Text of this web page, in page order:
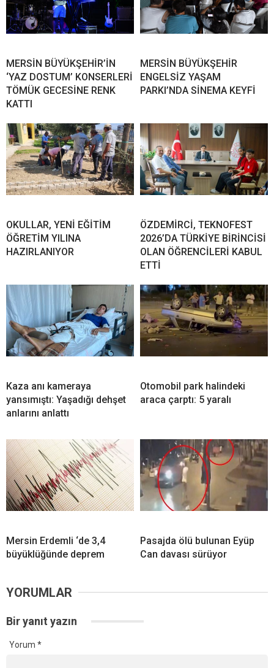
MERSİN BÜYÜKŞEHİR’İN
‘YAZ DOSTUM’ KONSERLERİ
TÖMÜK GECESİNE RENK
KATTI
MERSİN BÜYÜKŞEHİR
ENGELSİZ YAŞAM
PARKI’NDA SİNEMA KEYFİ
OKULLAR, YENİ EĞİTİM
ÖĞRETİM YILINA
HAZIRLANIYOR
ÖZDEMİRCİ, TEKNOFEST
2026’DA TÜRKİYE BİRİNCİSİ
OLAN ÖĞRENCİLERİ KABUL
ETTİ
Kaza anı kameraya
yansımıştı: Yaşadığı dehşet
anlarını anlattı
Otomobil park halindeki
araca çarptı: 5 yaralı
Mersin Erdemli ‘de 3,4
büyüklüğünde deprem
Pasajda ölü bulunan Eyüp
Can davası sürüyor
YORUMLAR
Bir yanıt yazın
Yorum *